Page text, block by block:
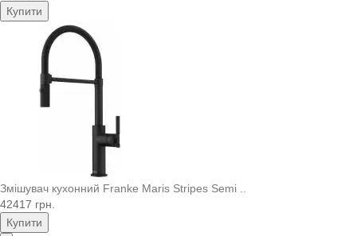
Купити
Змішувач кухонний Franke Maris Stripes Semi ..
42417 грн.
Купити